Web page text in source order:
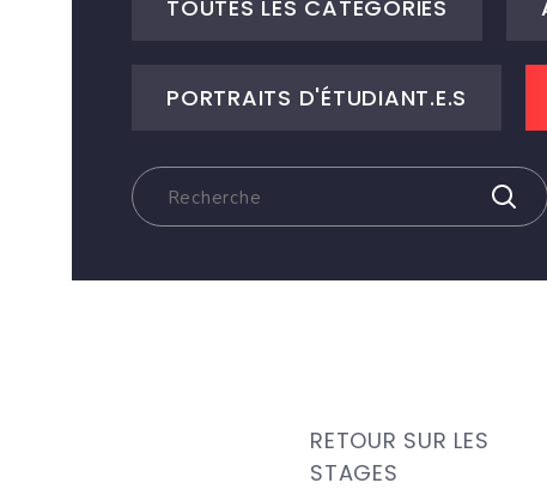
TOUTES LES CATEGORIES
PORTRAITS D'ÉTUDIANT.E.S
RETOUR SUR LES
STAGES